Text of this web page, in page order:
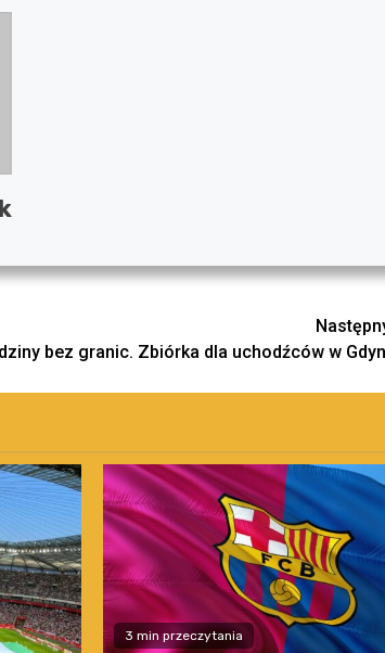
bez granic. Zbiórka dla uchodźców w
3 min przeczytania